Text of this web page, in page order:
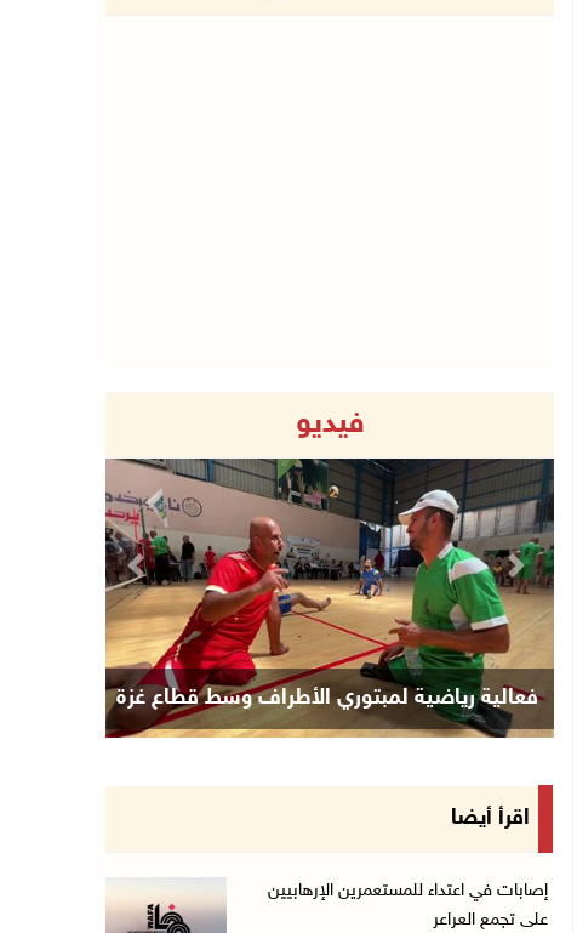
فيديو
فعالية رياضية لمبتوري الأطراف حي الشجاعية بغزة
Previous Next
اقرأ أيضا
إصابات في اعتداء للمستعمرين الإرهابيين
على تجمع العراعر